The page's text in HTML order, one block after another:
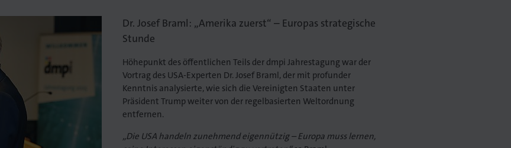
Dr. Josef Braml: „Amerika zuerst“ – Europas strategische
Stunde
Höhepunkt des öffentlichen Teils der dmpi Jahrestagung war der
Vortrag des USA-Experten Dr. Josef Braml, der mit profunder
Kenntnis analysierte, wie sich die Vereinigten Staaten unter
Präsident Trump weiter von der regelbasierten Weltordnung
entfernen.
„Die USA handeln zunehmend eigennützig – Europa muss lernen,